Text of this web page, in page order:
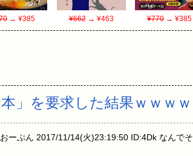
→ ¥385 ¥662→ ¥463 ¥770→ ¥385
」を要求した結果ｗｗｗｗ
ーぷん 2017/11/14(火)23:19:50 ID:4Dk なんでそ